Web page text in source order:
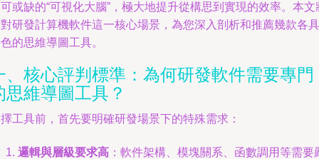
或缺的“可視化大腦”，極大地提升從構思到實現的效率。本文
研發計算機軟件這一核心場景，為您深入剖析和推薦幾款各具
的思維導圖工具。
、核心評判標準：為何研發軟件需要專門
思維導圖工具？
工具前，首先要明確研發場景下的特殊需求：
邏輯與層級要求高 ：軟件架構、模塊關系、函數調用等需要